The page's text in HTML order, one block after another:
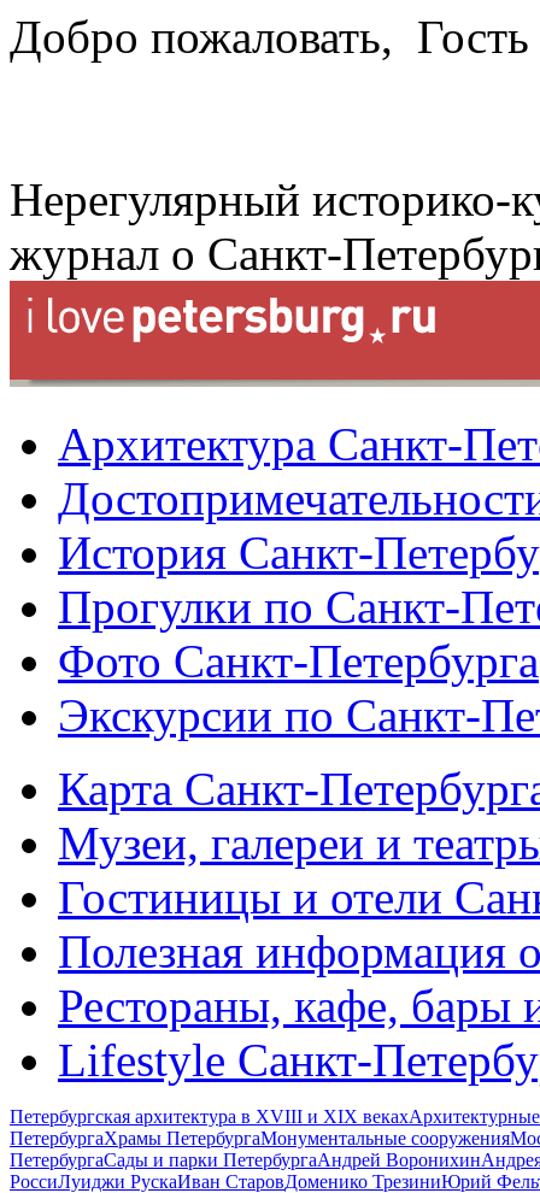
Добро пожаловать, Гость
Нерегулярный историко-
журнал о Санкт-
Архитектура Санкт-
История Санкт-
Прогулки по Санкт-
Фото Санкт-Петербурга
Экскурсии по Санкт-
Карта Санкт-
Музеи, галереи и
Гостиницы и отели
Полезная информация
Рестораны, кафе, бары
Lifestyle Санкт-
Петербургская архитектура в XVIII и XIX веках
ПетербургаХрамы ПетербургаМонументальные сооружения
ПетербургаСады и парки ПетербургаАндрей Воронихин
РоссиЛуиджи РускаИван СтаровДоменико ТрезиниЮрий